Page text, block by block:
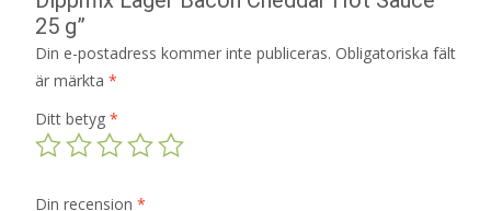
25 g”
Din e-postadress kommer inte publiceras. Obligatoriska fält
är märkta *
Ditt betyg *
Din recension *